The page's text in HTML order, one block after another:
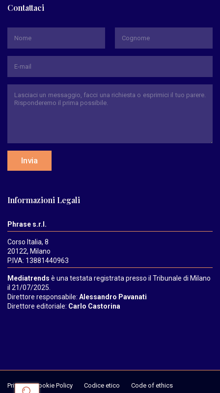
Contattaci
Invia
Informazioni Legali
Phrase s.r.l.
Corso Italia, 8
20122, Milano
P.IVA: 13881440963
Mediatrends è una testata registrata presso il Tribunale di Milano
il 21/07/2025.
Direttore responsabile: Alessandro Pavanati
Direttore editoriale: Carlo Castorina
Privacy & Cookie Policy Codice etico Code of ethics